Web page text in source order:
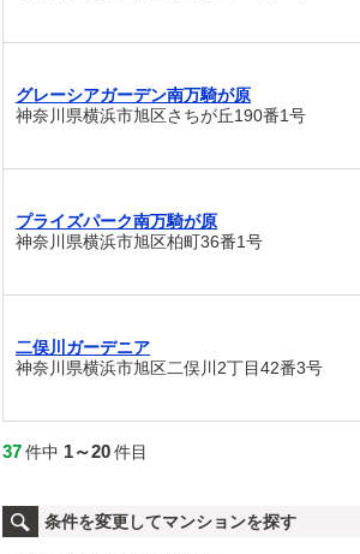
グレーシアガーデン南万騎が原
神奈川県横浜市旭区さちが丘190番1号
プライズパーク南万騎が原
神奈川県横浜市旭区柏町36番1号
二俣川ガーデニア
神奈川県横浜市旭区二俣川2丁目42番3号
37件中 1～20件目
条件を変更してマンションを探す